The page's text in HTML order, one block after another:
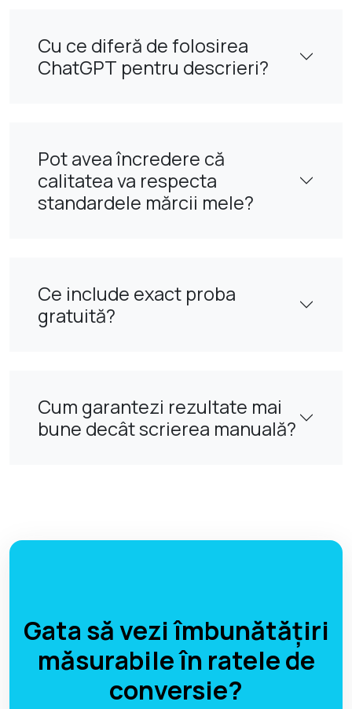
Cu ce diferă de folosirea
ChatGPT pentru descrieri?
Pot avea încredere că
calitatea va respecta
standardele mărcii mele?
Ce include exact proba
gratuită?
Cum garantezi rezultate mai
bune decât scrierea manuală?
Gata să vezi îmbunătățiri
măsurabile în ratele de
conversie?